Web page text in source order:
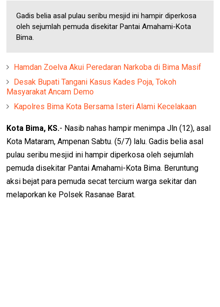
Gadis belia asal pulau seribu mesjid ini hampir diperkosa
oleh sejumlah pemuda disekitar Pantai Amahami-Kota
Bima.
Hamdan Zoelva Akui Peredaran Narkoba di Bima Masif
Desak Bupati Tangani Kasus Kades Poja, Tokoh
Masyarakat Ancam Demo
Kapolres Bima Kota Bersama Isteri Alami Kecelakaan
Kota Bima, KS.- Nasib nahas hampir menimpa Jln (12), asal
Kota Mataram, Ampenan Sabtu. (5/7) lalu. Gadis belia asal
pulau seribu mesjid ini hampir diperkosa oleh sejumlah
pemuda disekitar Pantai Amahami-Kota Bima. Beruntung
aksi bejat para pemuda secat tercium warga sekitar dan
melaporkan ke Polsek Rasanae Barat.